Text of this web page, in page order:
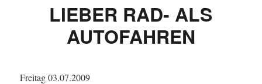
LIEBER RAD- ALS
AUTOFAHREN
Freitag 03.07.2009